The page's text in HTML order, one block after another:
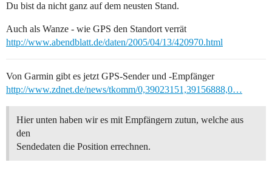
Du bist da nicht ganz auf dem neusten Stand.
Auch als Wanze - wie GPS den Standort verrät
http://www.abendblatt.de/daten/2005/04/13/420970.html
Von Garmin gibt es jetzt GPS-Sender und -Empfänger
http://www.zdnet.de/news/tkomm/0,39023151,39156888,0…
Hier unten haben wir es mit Empfängern zutun, welche aus
den
Sendedaten die Position errechnen.